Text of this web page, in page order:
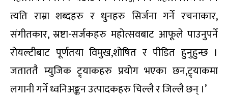
त्यति राम्रा शब्दहरु र धुनहरु सिर्जना गर्ने रचनाकार,
संगीतकार, स्रष्टा-सर्जकहरु महोत्सवबाट आफूले पाउनुपर्ने
रोयल्टीबाट पूर्णतया विमुख,शोषित र पीडित हुनुहुन्छ ।
जताततै म्युजिक ट्र्याकहरु प्रयोग भएका छन,ट्र्याकमा
लगानी गर्ने ध्वनिअङ्कन उत्पादकहरु चिल्लै र जिल्लै छन् ।’